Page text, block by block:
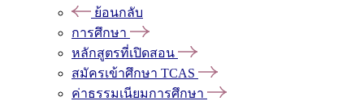
ย้อนกลับ
การศึกษา
หลักสูตรที่เปิดสอน
สมัครเข้าศึกษา TCAS
ค่าธรรมเนียมการศึกษา